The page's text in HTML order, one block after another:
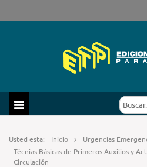
Usted esta: Inicio
Urgencias
Técnias Básicas de Primeros Auxilios y
Circulación